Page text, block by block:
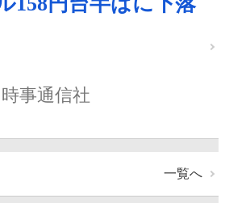
時事通信社
一覧へ